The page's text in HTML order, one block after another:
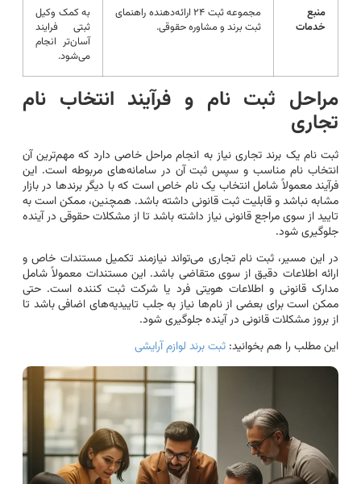
منبع
خدمات
مجموعه ثبت ۲۴ ارائه‌دهنده راهنمای
ثبت برند و مشاوره حقوقی.
به کمک وکیل
ثبتی فرایند
آسان‌تر انجام
می‌شود.
مراحل ثبت نام و فرآیند انتخاب نام
تجاری
ثبت نام یک برند تجاری نیاز به انجام مراحل خاصی دارد که مهم‌ترین آن
انتخاب نام مناسب و سپس ثبت آن در سامانه‌های مربوطه است. این
فرآیند معمولاً شامل انتخاب یک نام خاص است که با دیگر برندها در بازار
مشابه نباشد و قابلیت ثبت قانونی داشته باشد. همچنین، ممکن است به
تایید از سوی مراجع قانونی نیاز داشته باشد تا از مشکلات حقوقی در آینده
جلوگیری شود.
در این مسیر، ثبت نام تجاری می‌تواند نیازمند تکمیل مستندات خاص و
ارائه اطلاعات دقیق از سوی متقاضی باشد. این مستندات معمولاً شامل
مدارک قانونی و اطلاعات هویتی فرد یا شرکت ثبت کننده است. حتی
ممکن است برای بعضی از نام‌ها نیاز به جلب تاییدیه‌های اضافی باشد تا
از بروز مشکلات قانونی در آینده جلوگیری شود.
این مطلب را هم بخوانید:ثبت برند لوازم آرایشی